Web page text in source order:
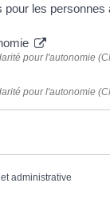
pour les personnes
pour l'autonomie
pour l'autonomie
administrative